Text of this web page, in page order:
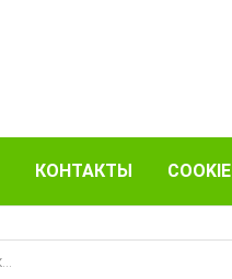
КОНТАКТЫ COOKIE